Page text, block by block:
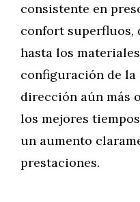
consistente en
confort superfluos,
hasta los
configuración de la
dirección aún más
los mejores
un aumento
prestaciones.